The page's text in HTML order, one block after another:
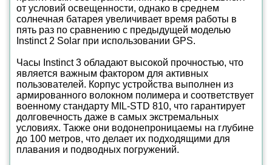
от условий освещенности, однако в среднем
солнечная батарея увеличивает время работы в
пять раз по сравнению с предыдущей моделью
Instinct 2 Solar при использовании GPS.
Часы Instinct 3 обладают высокой прочностью, что
является важным фактором для активных
пользователей. Корпус устройства выполнен из
армированного волокном полимера и соответствует
военному стандарту MIL-STD 810, что гарантирует
долговечность даже в самых экстремальных
условиях. Также они водонепроницаемы на глубине
до 100 метров, что делает их подходящими для
плавания и подводных погружений.